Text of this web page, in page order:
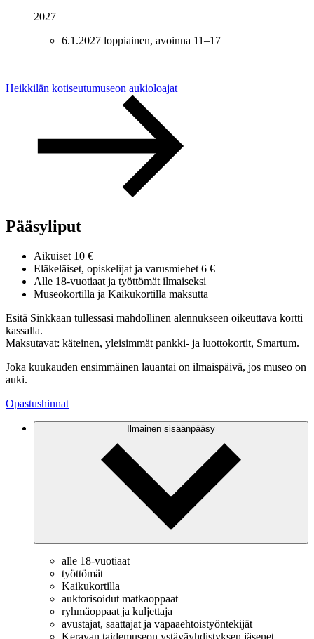
2027
6.1.2027 loppiainen, avoinna 11–17
Heikkilän kotiseutumuseon aukioloajat
Pääsyliput
Aikuiset 10 €
Eläkeläiset, opiskelijat ja varusmiehet 6 €
Alle 18-vuotiaat ja työttömät ilmaiseksi
Museokortilla ja Kaikukortilla maksutta
Esitä Sinkkaan tullessasi mahdollinen alennukseen oikeuttava kortti
kassalla.
Maksutavat: käteinen, yleisimmät pankki- ja luottokortit, Smartum.
Joka kuukauden ensimmäinen lauantai on ilmaispäivä, jos museo on
auki.
Opastushinnat
Ilmainen sisäänpääsy
alle 18-vuotiaat
työttömät
Kaikukortilla
auktorisoidut matkaoppaat
ryhmäoppaat ja kuljettaja
avustajat, saattajat ja vapaaehtoistyöntekijät
Keravan taidemuseon ystäväyhdistyksen jäsenet